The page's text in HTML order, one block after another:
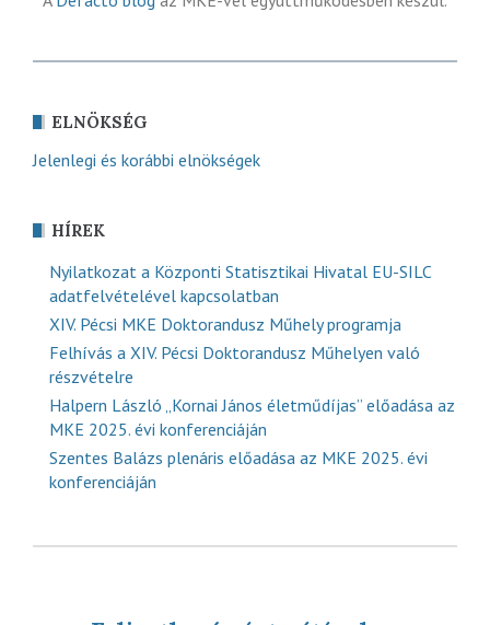
ELNÖKSÉG
Jelenlegi és korábbi elnökségek
HÍREK
Nyilatkozat a Központi Statisztikai Hivatal EU-SILC
adatfelvételével kapcsolatban
XIV. Pécsi MKE Doktorandusz Műhely programja
Felhívás a XIV. Pécsi Doktorandusz Műhelyen való
részvételre
Halpern László „Kornai János életműdíjas” előadása az
MKE 2025. évi konferenciáján
Szentes Balázs plenáris előadása az MKE 2025. évi
konferenciáján